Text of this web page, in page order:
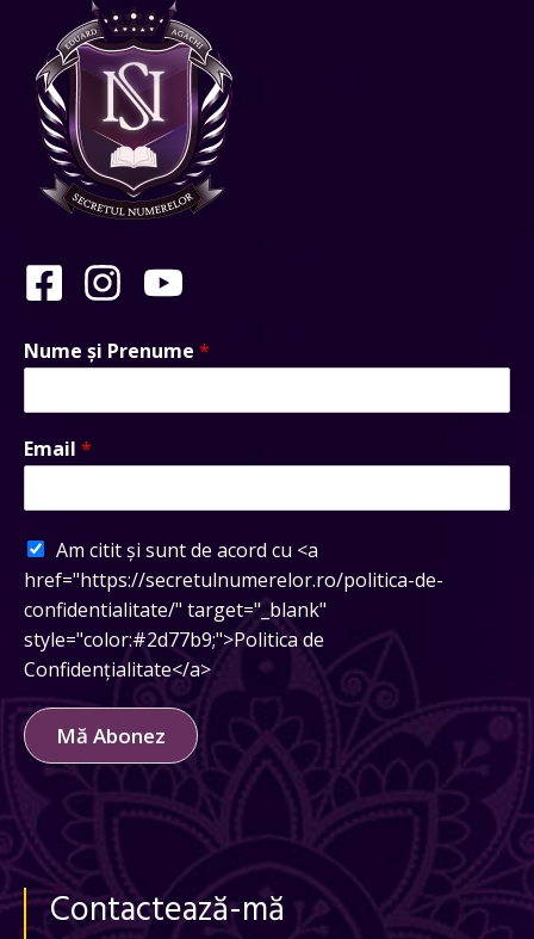
Nume și Prenume *
Email *
Am citit și sunt de acord cu <a
href="https://secretulnumerelor.ro/politica-de-
confidentialitate/" target="_blank"
style="color:#2d77b9;">Politica de
Confidențialitate</a>
Mă Abonez
Contactează-mă